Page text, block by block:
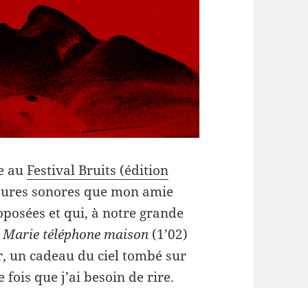
auFestival Bruits (édition
sonores que mon amie
et qui, à notre grande
Marie téléphone maison (1’02)
un cadeau du ciel tombé sur
fois que j’ai besoin de rire.